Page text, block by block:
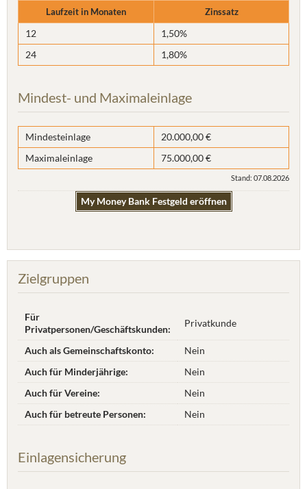
Laufzeit in Monaten Zinssatz
12
1,50%
24
1,80%
Mindest- und Maximaleinlage
Mindesteinlage
20.000,00 €
Maximaleinlage
75.000,00 €
Stand: 07.08.2026
My Money Bank Festgeld eröffnen
Zielgruppen
Für
Privatpersonen/Geschäftskunden:
Privatkunde
Auch als Gemeinschaftskonto:
Nein
Auch für Minderjährige:
Nein
Auch für Vereine:
Nein
Auch für betreute Personen:
Nein
Einlagensicherung